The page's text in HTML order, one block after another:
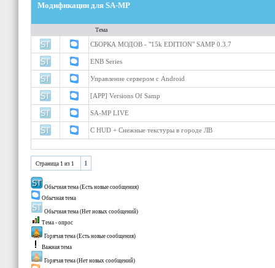
Модификации для SA-MP
Тема
СБОРКА МОДОВ - "15k EDITION" SAMP 0.3.7
ENB Series
Управление сервером с Android
[APP] Versions Of Samp
SA-MP LIVE
C HUD + Снежные текстуры в городе ЛВ
Страница 1 из 1 1
Обычная тема (Есть новые сообщения)
Обычная тема
Обычная тема (Нет новых сообщений)
Тема - опрос
Горячая тема (Есть новые сообщения)
Важная тема
Горячая тема (Нет новых сообщений)